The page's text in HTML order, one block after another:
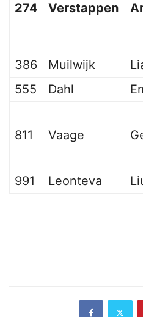
274 Verstappen
386 Muilwijk
555
Dahl
811 Vaage
991 Leonteva